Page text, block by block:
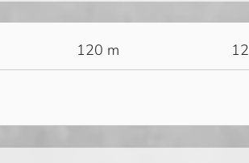
120 m